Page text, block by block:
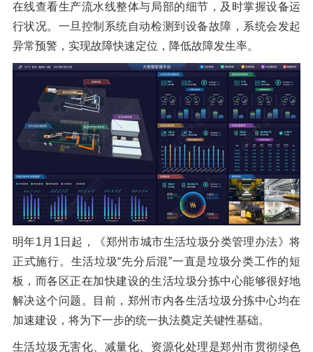
在线查看生产流水线整体与局部的细节，及时掌握设备运
行状况。一旦控制系统自动检测到设备故障，系统会发起
异常预警，实现故障快速定位，降低故障发生率。
明年1月1日起，《郑州市城市生活垃圾分类管理办法》将
正式施行。生活垃圾“先分后混”一直是垃圾分类工作的短
板，而各区正在加快建设的生活垃圾分拣中心能够很好地
解决这个问题。目前，郑州市内各生活垃圾分拣中心均在
加速建设，将为下一步的统一执法奠定关键性基础。
生活垃圾无害化、减量化、资源化处理是郑州市贯彻绿色